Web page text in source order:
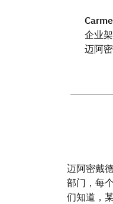
企业
迈阿
迈阿密戴
部门，每
们知道，